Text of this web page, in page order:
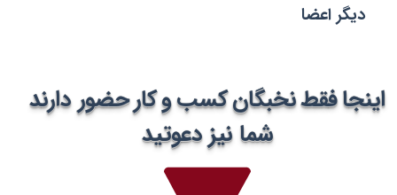
دیگر اعضا​​​​​​​
اینجا فقط نخبگان کسب و کارحضور دارند
شما نیز دعوتید